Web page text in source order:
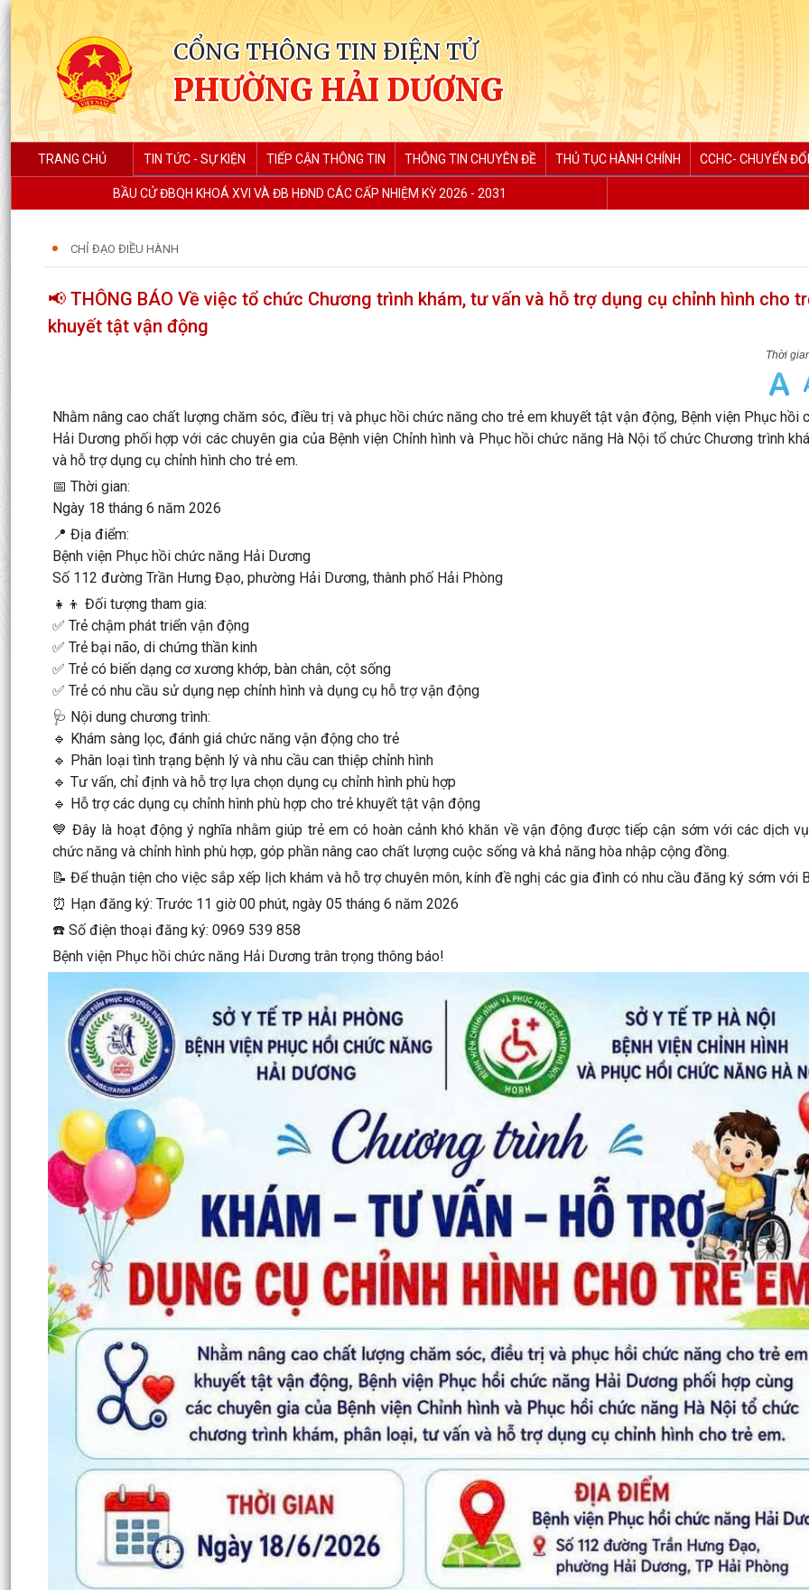
CỔNG THÔNG TIN ĐIỆN TỬ
PHƯỜNG HẢI DƯƠNG
TRANG CHỦ TIN TỨC - SỰ KIỆN TIẾP CẬN THÔNG TIN THÔNG TIN CHUYÊN ĐỀ THỦ TỤC HÀNH CHÍNH CCHC- CHUYỂN
BẦU CỬ ĐBQH KHOÁ XVI VÀ ĐB HĐND CÁC CẤP NHIỆM KỲ 2026 - 2031
CHỈ ĐẠO ĐIỀU HÀNH
📢 THÔNG BÁO Về việc tổ chức Chương trình khám, tư vấn và hỗ trợ dụng cụ chỉnh hình cho
khuyết tật vận động
Nhằm nâng cao chất lượng chăm sóc, điều trị và phục hồi chức năng cho trẻ em khuyết tật vận động, Bệnh viện Phục hồi
Hải Dương phối hợp với các chuyên gia của Bệnh viện Chỉnh hình và Phục hồi chức năng Hà Nội tổ chức Chương trình
và hỗ trợ dụng cụ chỉnh hình cho trẻ em.
📅 Thời gian:
Ngày 18 tháng 6 năm 2026
📍 Địa điểm:
Bệnh viện Phục hồi chức năng Hải Dương
Số 112 đường Trần Hưng Đạo, phường Hải Dương, thành phố Hải Phòng
👧👦 Đối tượng tham gia:
✅ Trẻ chậm phát triển vận động
✅ Trẻ bại não, di chứng thần kinh
✅ Trẻ có biến dạng cơ xương khớp, bàn chân, cột sống
✅ Trẻ có nhu cầu sử dụng nẹp chỉnh hình và dụng cụ hỗ trợ vận động
🩺 Nội dung chương trình:
🔹 Khám sàng lọc, đánh giá chức năng vận động cho trẻ
🔹 Phân loại tình trạng bệnh lý và nhu cầu can thiệp chỉnh hình
🔹 Tư vấn, chỉ định và hỗ trợ lựa chọn dụng cụ chỉnh hình phù hợp
🔹 Hỗ trợ các dụng cụ chỉnh hình phù hợp cho trẻ khuyết tật vận động
💙 Đây là hoạt động ý nghĩa nhằm giúp trẻ em có hoàn cảnh khó khăn về vận động được tiếp cận sớm với các dịch
chức năng và chỉnh hình phù hợp, góp phần nâng cao chất lượng cuộc sống và khả năng hòa nhập cộng đồng.
📝 Để thuận tiện cho việc sắp xếp lịch khám và hỗ trợ chuyên môn, kính đề nghị các gia đình có nhu cầu đăng ký sớm với
⏰ Hạn đăng ký: Trước 11 giờ 00 phút, ngày 05 tháng 6 năm 2026
☎️ Số điện thoại đăng ký: 0969 539 858
Bệnh viện Phục hồi chức năng Hải Dương trân trọng thông báo!